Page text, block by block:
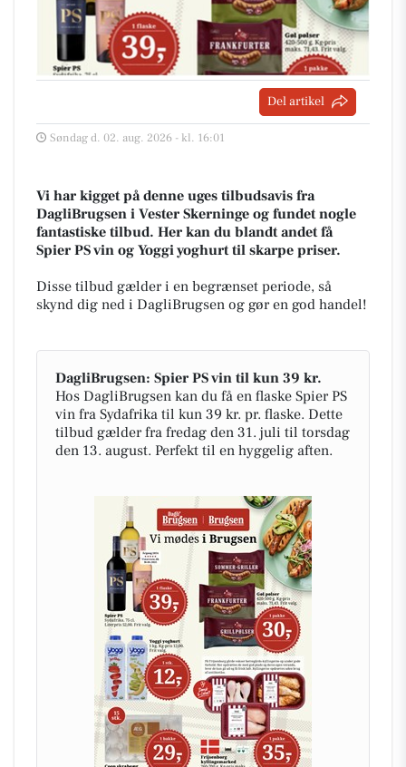
Del artikel
Søndag d. 02. aug. 2026 - kl. 16:01
Vi har kigget på denne uges tilbudsavis fra
DagliBrugsen i Vester Skerninge og fundet nogle
fantastiske tilbud. Her kan du blandt andet få
Spier PS vin og Yoggi yoghurt til skarpe priser.
Disse tilbud gælder i en begrænset periode, så
skynd dig ned i DagliBrugsen og gør en god handel!
DagliBrugsen: Spier PS vin til kun 39 kr.
Hos DagliBrugsen kan du få en flaske Spier PS
vin fra Sydafrika til kun 39 kr. pr. flaske. Dette
tilbud gælder fra fredag den 31. juli til torsdag
den 13. august. Perfekt til en hyggelig aften.